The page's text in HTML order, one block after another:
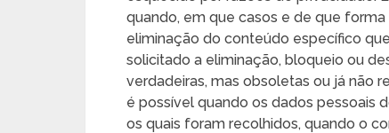
quando, em que casos e de que
eliminação do conteúdo específico
solicitado a eliminação, bloqueio ou
verdadeiras, mas obsoletas ou já não
é possível quando os dados pessoais
os quais foram recolhidos, quando o